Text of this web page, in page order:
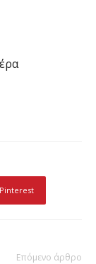
Pinterest
Επόμενο άρθρο